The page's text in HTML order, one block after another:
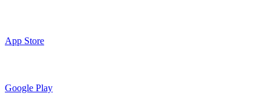
App Store
Google Play